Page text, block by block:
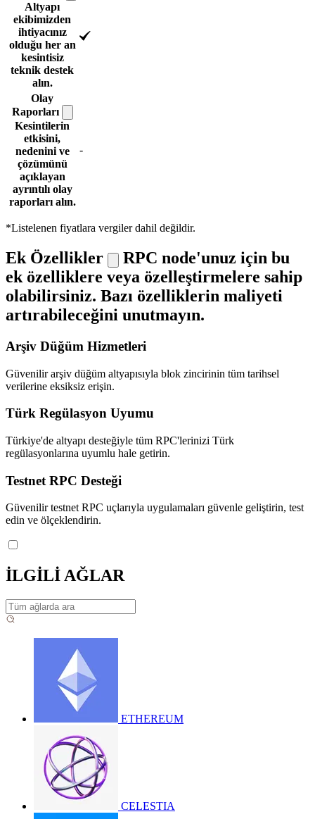
Altyapı
ekibimizden
ihtiyacınız
olduğu her an
kesintisiz
teknik destek
alın.
Olay
Raporları
Kesintilerin
etkisini,
nedenini ve
çözümünü
açıklayan
ayrıntılı olay
raporları alın.
-
*Listelenen fiyatlara vergiler dahil değildir.
Ek Özellikler
RPC node'unuz için bu
ek özelliklere veya özelleştirmelere sahip
olabilirsiniz. Bazı özelliklerin maliyeti
artırabileceğini unutmayın.
Arşiv Düğüm Hizmetleri
Güvenilir arşiv düğüm altyapısıyla blok zincirinin tüm tarihsel
verilerine eksiksiz erişin.
Türk Regülasyon Uyumu
Türkiye'de altyapı desteğiyle tüm RPC'lerinizi Türk
regülasyonlarına uyumlu hale getirin.
Testnet RPC Desteği
Güvenilir testnet RPC uçlarıyla uygulamaları güvenle geliştirin, test
edin ve ölçeklendirin.
İLGİLİ AĞLAR
ETHEREUM
CELESTIA